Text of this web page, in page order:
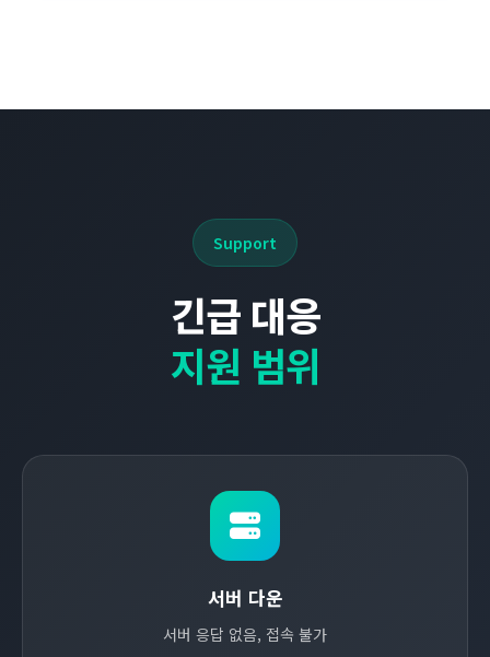
Support
긴급 대응
지원 범위
서버 다운
서버 응답 없음, 접속 불가